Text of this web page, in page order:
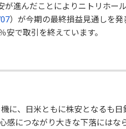
進んだことによりニトリホー
）が今期の最終損益見通しを
で取引を終えています。
に、日米ともに株安となるも
につながり大きな下落にはな